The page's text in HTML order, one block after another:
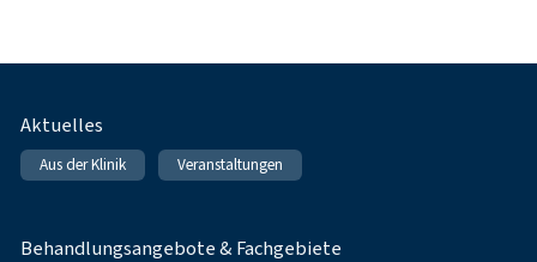
Fußnavigation
Aktuelles
Aus der Klinik Veranstaltungen
Behandlungsangebote & Fachgebiete